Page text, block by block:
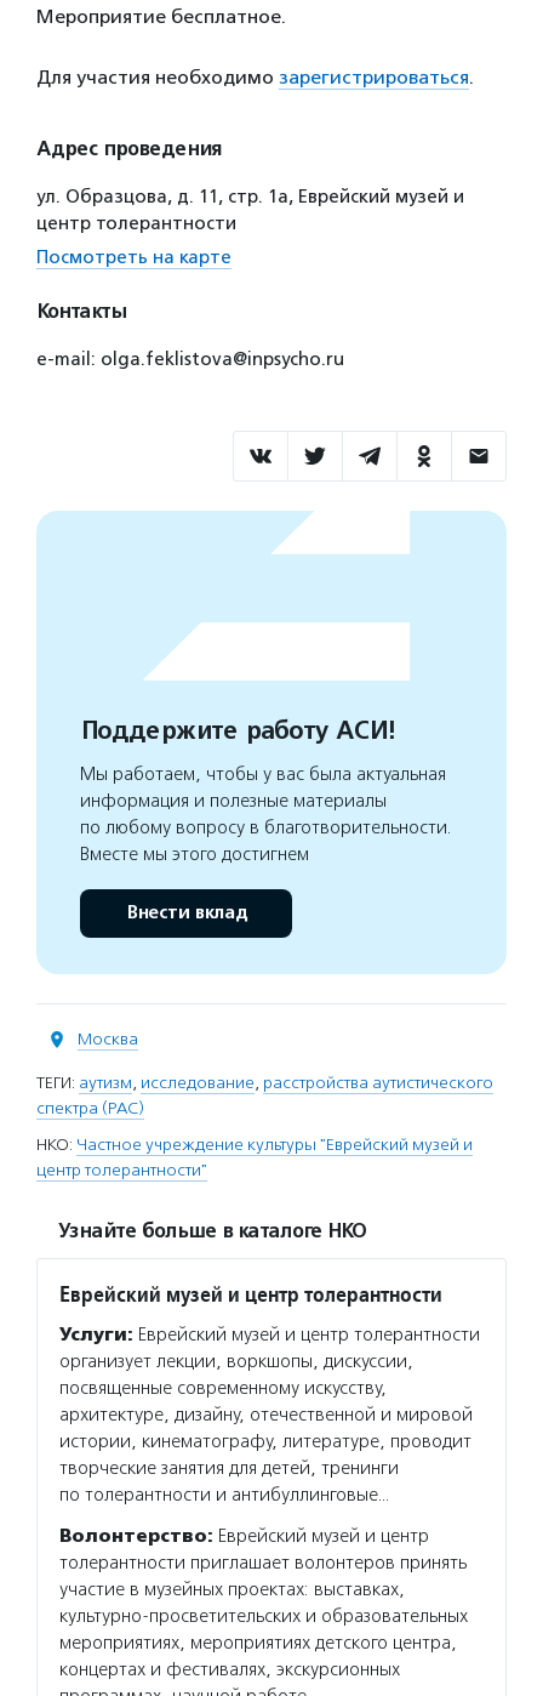
Мероприятие бесплатное.
Для участия необходимо зарегистрироваться.
Адрес проведения
ул. Образцова, д. 11, стр. 1а, Еврейский музей и
центр толерантности
Посмотреть на карте
Контакты
e-mail: olga.feklistova@inpsycho.ru
Поддержите работу АСИ!
Мы работаем, чтобы у вас была актуальная
информация и полезные материалы
по любому вопросу в благотворительности.
Вместе мы этого достигнем
Внести вклад
Москва
ТЕГИ: аутизм, исследование, расстройства аутистического
спектра (РАС)
НКО: Частное учреждение культуры "Еврейский музей и
центр толерантности"
Узнайте больше в каталоге НКО
Еврейский музей и центр толерантности
Услуги: Еврейский музей и центр толерантности
организует лекции, воркшопы, дискуссии,
посвященные современному искусству,
архитектуре, дизайну, отечественной и мировой
истории, кинематографу, литературе, проводит
творческие занятия для детей, тренинги
по толерантности и антибуллинговые…
Волонтерство: Еврейский музей и центр
толерантности приглашает волонтеров принять
участие в музейных проектах: выставках,
культурно-просветительских и образовательных
мероприятиях, мероприятиях детского центра,
концертах и фестивалях, экскурсионных